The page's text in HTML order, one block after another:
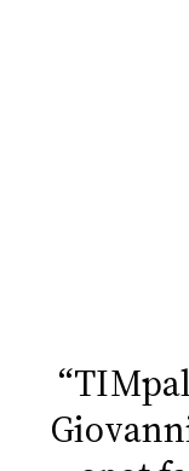
PRINCIPATO
DI